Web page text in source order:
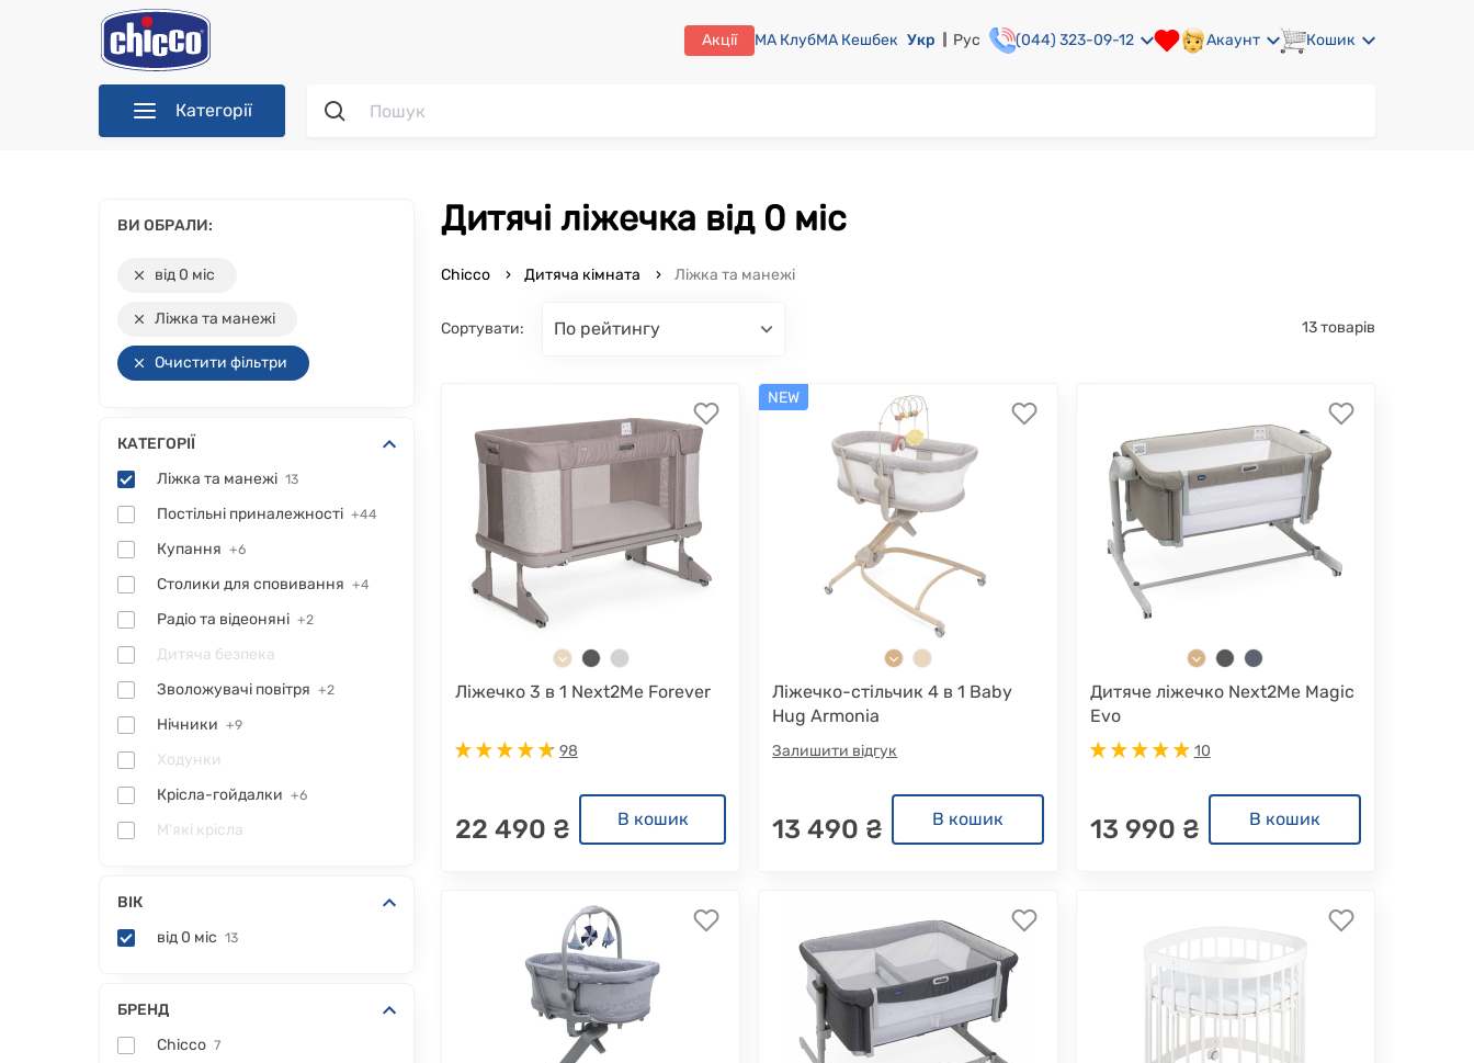
Акції МА КлубМА Кешбек Укр Рус (044) 323-09-12 Акаунт Кошик
Категорії
ВИ ОБРАЛИ:
від 0 міс
Ліжка та манежі
Очистити фільтри
КАТЕГОРІЇ
Ліжка та манежі 13
Постільні приналежності +44
Купання +6
Столики для сповивання +4
Радіо та відеоняні +2
Дитяча безпека
Зволожувачі повітря +2
Нічники +9
Ходунки
Крісла-гойдалки +6
М'які крісла
ВІК
від 0 міс 13
БРЕНД
Chicco 7
Дитячі ліжечка від 0 міс
Chicco Дитяча кімната Ліжка та манежі
Сортувати: по рейтингу 13 товарів
Ліжечко 3 в 1 Next2Me Forever
98
22 490 ₴ В кошик
NEW
Ліжечко-стільчик 4 в 1 Baby
Hug Armonia
Залишити відгук
13 490 ₴ В кошик
Дитяче ліжечко Next2Me Magic
Evo
10
13 990 ₴ В кошик